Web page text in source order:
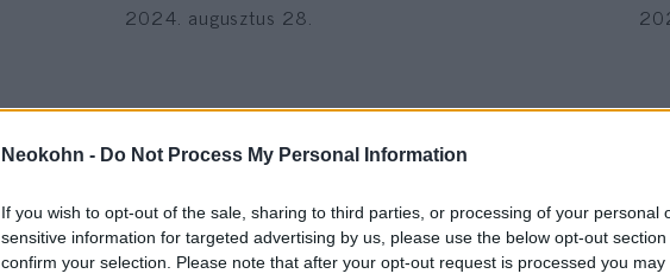
Neokohn - Do Not Process My Personal Information
If you wish to opt-out of the sale, sharing to third parties, or processing of your personal
sensitive information for targeted advertising by us, please use the below opt-out section
confirm your selection. Please note that after your opt-out request is processed you may
2024. augusztus 28.